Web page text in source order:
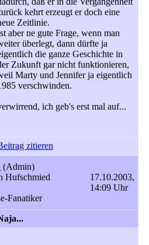
kehrt erzeugt er doch eine
Zeitlinie.
aber ne gute Frage, wenn man
überlegt, dann dürfte ja
die ganze Geschichte in
Zukunft gar nicht funktionieren,
Marty und Jennifer ja eigentlich
verschwinden.
ich geb's erst mal auf...
zitieren
(Admin)
Hufschmied
Fanatiker
17.10.2003,
14:09 Uhr